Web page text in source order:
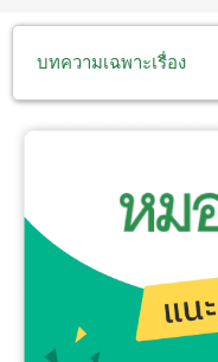
บทความเฉพาะเรื่อง